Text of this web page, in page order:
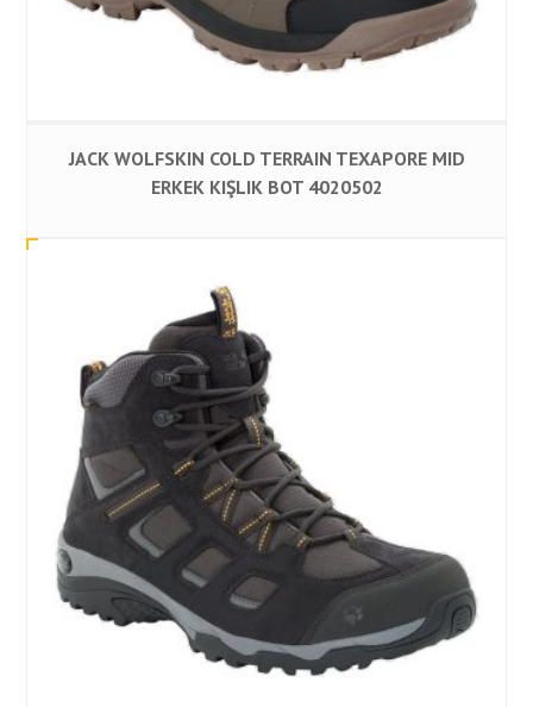
JACK WOLFSKIN COLD TERRAIN TEXAPORE MID
ERKEK KIŞLIK BOT 4020502